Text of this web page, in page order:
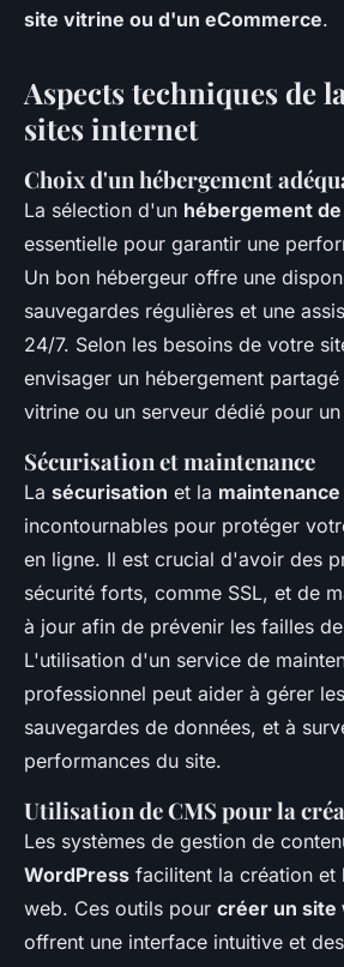
site vitrine ou d'un eCommerce.
Aspects techniques de
sites internet
Choix d'un hébergement
La sélection d'un hébergement
essentielle pour garantir une
Un bon hébergeur offre une
sauvegardes régulières et une
24/7. Selon les besoins de votre
envisager un hébergement
vitrine ou un serveur dédié pour un
Sécurisation et maintenance
La sécurisation et la
incontournables pour protéger
en ligne. Il est crucial d'avoir des
sécurité forts, comme SSL, et de
à jour afin de prévenir les failles
L'utilisation d'un service de
professionnel peut aider à gérer
sauvegardes de données, et à
performances du site.
Utilisation de CMS pour la
Les systèmes de gestion de
WordPress facilitent la création et
web. Ces outils pour créer un site
offrent une interface intuitive et